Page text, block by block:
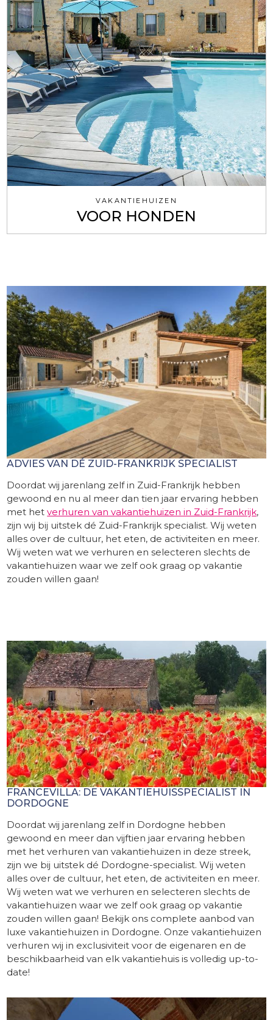
VAKANTIEHUIZEN
VOOR HONDEN
ADVIES VAN DÉ ZUID-FRANKRIJK SPECIALIST
Doordat wij jarenlang zelf in Zuid-Frankrijk hebben
gewoond en nu al meer dan tien jaar ervaring hebben
met hetverhuren van vakantiehuizen in Zuid-Frankrijk,
zijn wij bij uitstek dé Zuid-Frankrijk specialist. Wij weten
alles over de cultuur, het eten, de activiteiten en meer.
Wij weten wat we verhuren en selecteren slechts de
vakantiehuizen waar we zelf ook graag op vakantie
zouden willen gaan!
FRANCEVILLA: DE VAKANTIEHUISSPECIALIST IN
DORDOGNE
Doordat wij jarenlang zelf in Dordogne hebben
gewoond en meer dan vijftien jaar ervaring hebben
met het verhuren van vakantiehuizen in deze streek,
zijn we bij uitstek dé Dordogne-specialist. Wij weten
alles over de cultuur, het eten, de activiteiten en meer.
Wij weten wat we verhuren en selecteren slechts de
vakantiehuizen waar we zelf ook graag op vakantie
zouden willen gaan! Bekijk ons complete aanbod van
luxe vakantiehuizen in Dordogne. Onze vakantiehuizen
verhuren wij in exclusiviteit voor de eigenaren en de
beschikbaarheid van elk vakantiehuis is volledig up-to-
date!